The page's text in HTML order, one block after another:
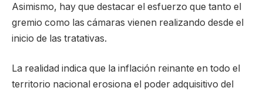
Asimismo, hay que destacar el esfuerzo que tanto el
gremio como las cámaras vienen realizando desde el
inicio de las tratativas.
La realidad indica que la inflación reinante en todo el
territorio nacional erosiona el poder adquisitivo del